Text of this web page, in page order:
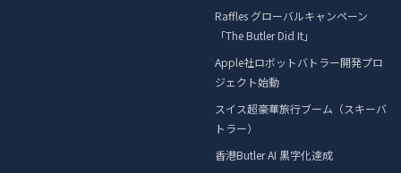
Raffles グローバルキャンペーン
「The Butler Did It」
Apple社ロボットバトラー開発プロ
ジェクト始動
スイス超豪華旅行ブーム（スキーバ
トラー）
香港Butler AI 黒字化達成